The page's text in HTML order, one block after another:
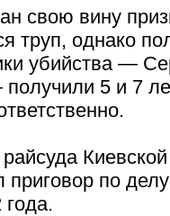
свою вину
труп, однако
убийства —
5 и 7
приговор по
года.